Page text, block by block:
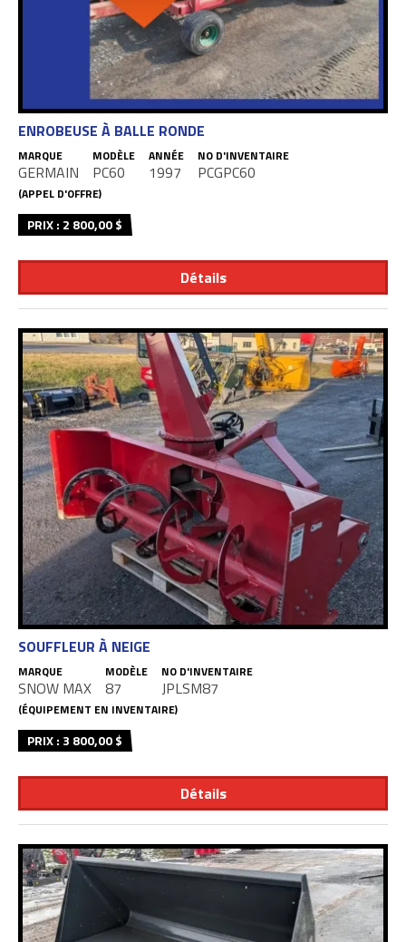
Détails
ENROBEUSE À BALLE RONDE
MARQUE
GERMAIN
MODÈLE
PC60
ANNÉE
1997
NO D'INVENTAIRE
PCGPC60
(APPEL D'OFFRE)
PRIX : 2 800,00 $
Détails
SOUFFLEUR À NEIGE
MARQUE
SNOW MAX
MODÈLE
87
NO D'INVENTAIRE
JPLSM87
(ÉQUIPEMENT EN INVENTAIRE)
PRIX : 3 800,00 $